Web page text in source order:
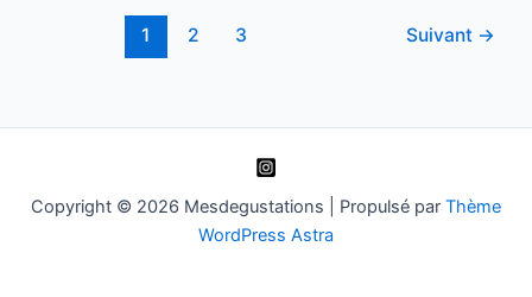
–
–
1 2 3 Suivant →
Copyright © 2026 Mesdegustations | Propulsé par Thème
WordPress Astra